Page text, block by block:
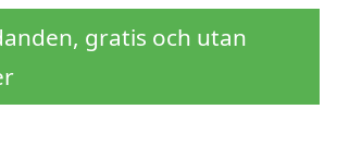
gratis och utan